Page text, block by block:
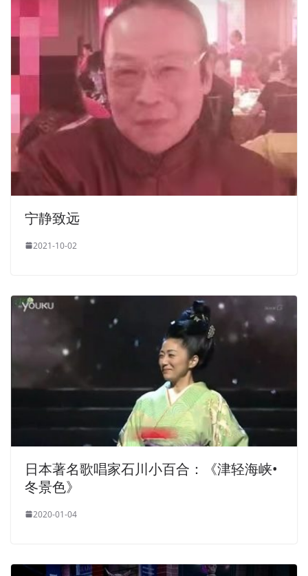
宁静致远
2021-10-02
日本著名歌唱家石川小百合：《津轻海峡•
冬景色》
2020-01-04